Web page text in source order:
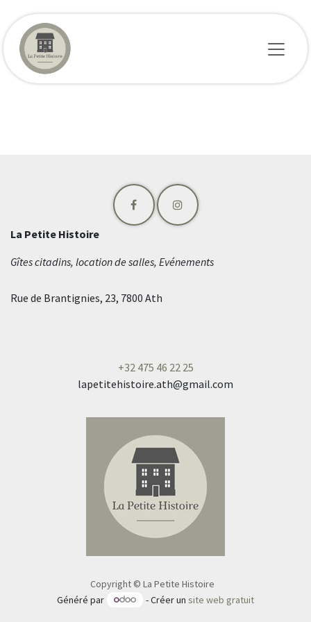
La Petite Histoire
Gîtes citadins, location de salles, Evénements
Rue de Brantignies, 23, 7800 Ath
+32 475 46 22 25
lapetitehistoire.ath@gmail.com
Copyright © La Petite Histoire
Généré par
- Créer unsite web gratuit